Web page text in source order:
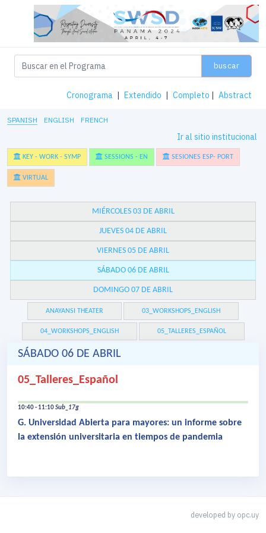
buscar
Cronograma | Extendido | Completo | Abstract
SPANISH ENGLISH FRENCH
Ir al sitio institucional
KEY - WORK - SYMP SESSIONS - EN SESIONES ESP- PORT
VIRTUAL
MIÉRCOLES 03 DE ABRIL
JUEVES 04 DE ABRIL
VIERNES 05 DE ABRIL
SÁBADO 06 DE ABRIL
DOMINGO 07 DE ABRIL
ANAYANSI THEATER 03_WORKSHOPS_ENGLISH
04_WORKSHOPS_ENGLISH 05_TALLERES_ESPAÑOL
SÁBADO 06 DE ABRIL
05_Talleres_Español
10:40 - 11:10Sub_17g
G. Universidad Abierta para mayores: un informe sobre
la extensión universitaria en tiempos de pandemia
developed by opc.uy